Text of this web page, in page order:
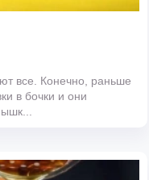
все. Конечно, раньше
в бочки и они